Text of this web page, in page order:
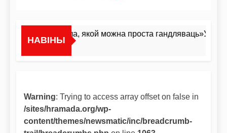
НАВІНЫ
«Я не жывёла, якой можна проста гандляваць»У
Warning: Trying to access array offset on false in
/sites/hramada.org/wp-
content/themes/newsmatic/inc/breadcrumb-